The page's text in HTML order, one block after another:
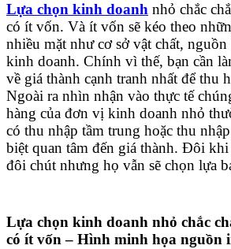
Lựa chọn kinh doanh nhỏ chắc
có ít vốn. Và ít vốn sẽ kéo theo
nhiều mặt như cơ sở vật chất,
kinh doanh. Chính vì thế, bạn cần
về giá thành cạnh tranh nhất để thu
Ngoài ra nhìn nhận vào thực tế
hàng của đơn vị kinh doanh nhỏ
có thu nhập tầm trung hoặc thu
biệt quan tâm đến giá thành. Đôi
đôi chút nhưng họ vẫn sẽ chọn lựa
Lựa chọn kinh doanh nhỏ chắc
có ít vốn – Hình minh họa nguồn